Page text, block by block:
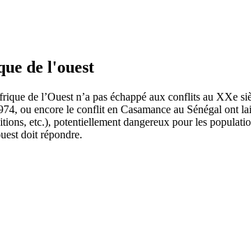
de l'ouest
de l’Ouest n’a pas échappé aux conflits au XXe
ou encore le conflit en Casamance au Sénégal ont
etc.), potentiellement dangereux pour les
doit répondre.